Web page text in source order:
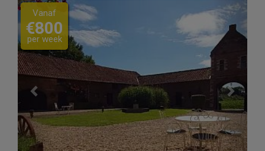
Previous Next
Vanaf
€800
per week